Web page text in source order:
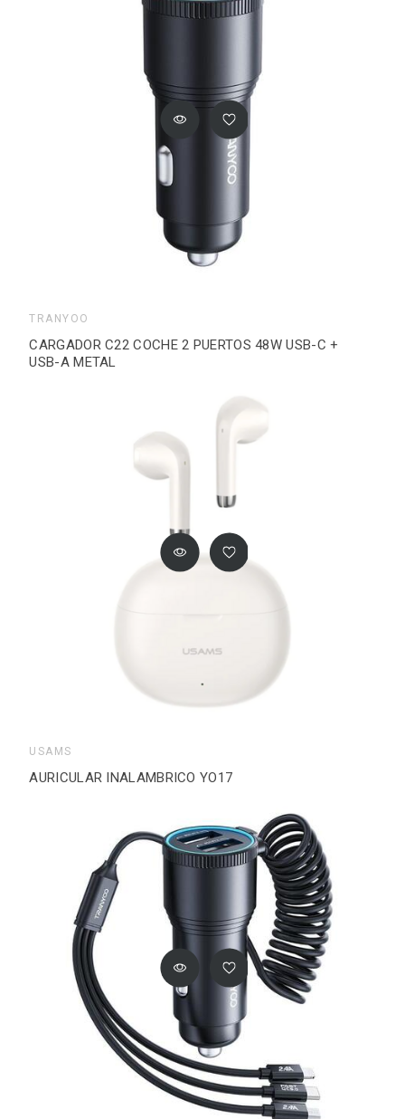
TRANYOO
CARGADOR C22 COCHE 2 PUERTOS 48W USB-C +
USB-A METAL
USAMS
AURICULAR INALAMBRICO YO17